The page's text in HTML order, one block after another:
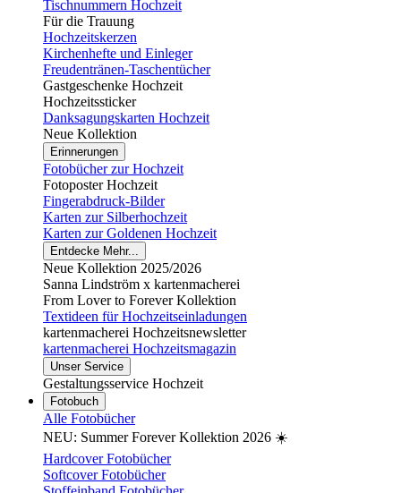
Tischnummern Hochzeit
Für die Trauung
Hochzeitskerzen
Kirchenhefte und Einleger
Freudentränen-Taschentücher
Gastgeschenke Hochzeit
Hochzeitssticker
Danksagungskarten Hochzeit
Neue Kollektion
Erinnerungen
Fotobücher zur Hochzeit
Fotoposter Hochzeit
Fingerabdruck-Bilder
Karten zur Silberhochzeit
Karten zur Goldenen Hochzeit
Entdecke Mehr...
Neue Kollektion 2025/2026
Sanna Lindström x kartenmacherei
From Lover to Forever Kollektion
Textideen für Hochzeitseinladungen
kartenmacherei Hochzeitsnewsletter
kartenmacherei Hochzeitsmagazin
Unser Service
Gestaltungsservice Hochzeit
Fotobuch
Alle Fotobücher
NEU: Summer Forever Kollektion 2026 ☀️
Hardcover Fotobücher
Softcover Fotobücher